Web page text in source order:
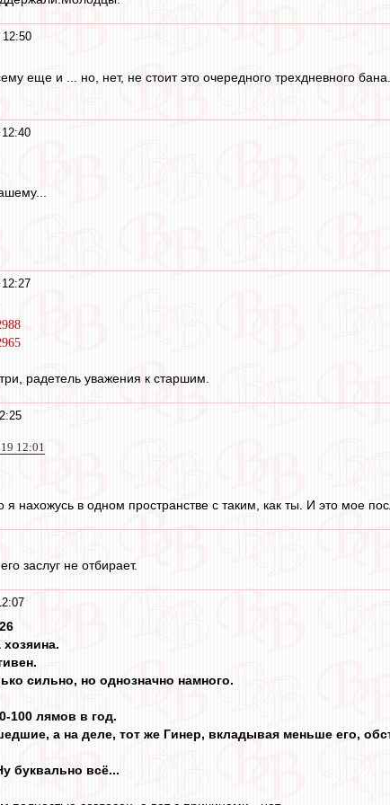
еще и ... но, нет, не стоит это очередного трехдневного бана.
радетель уважения к старшим.
12:01
я нахожусь в одном пространстве с таким, как ты. И это мое
заслуг не отбирает.
сильно, но однозначно намного.
100 лямов в год.
а на деле, тот же Гинер, вкладывая меньше его,
буквально всё...